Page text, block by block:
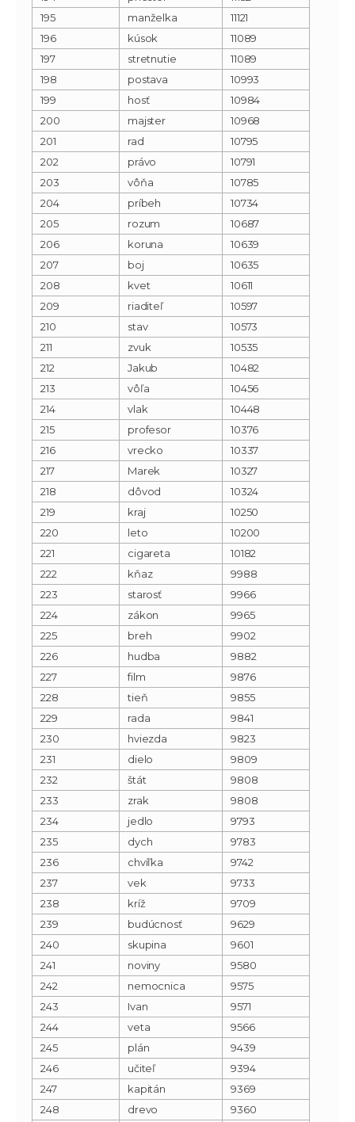
195
manželka
11121
196
kúsok
11089
197
stretnutie
11089
198
postava
10993
199
hosť
10984
200
majster
10968
201
rad
10795
202
právo
10791
203
vôňa
10785
204
príbeh
10734
205
rozum
10687
206
koruna
10639
207
boj
10635
208
kvet
10611
209
riaditeľ
10597
210
stav
10573
211
zvuk
10535
212
Jakub
10482
213
vôľa
10456
214
vlak
10448
215
profesor
10376
216
vrecko
10337
217
Marek
10327
218
dôvod
10324
219
kraj
10250
220
leto
10200
221
cigareta
10182
222
kňaz
9988
223
starosť
9966
224
zákon
9965
225
breh
9902
226
hudba
9882
227
film
9876
228
tieň
9855
229
rada
9841
230
hviezda
9823
231
dielo
9809
232
štát
9808
233
zrak
9808
234
jedlo
9793
235
dych
9783
236
chvíľka
9742
237
vek
9733
238
kríž
9709
239
budúcnosť
9629
240
skupina
9601
241
noviny
9580
242
nemocnica
9575
243
Ivan
9571
244
veta
9566
245
plán
9439
246
učiteľ
9394
247
kapitán
9369
248
drevo
9360